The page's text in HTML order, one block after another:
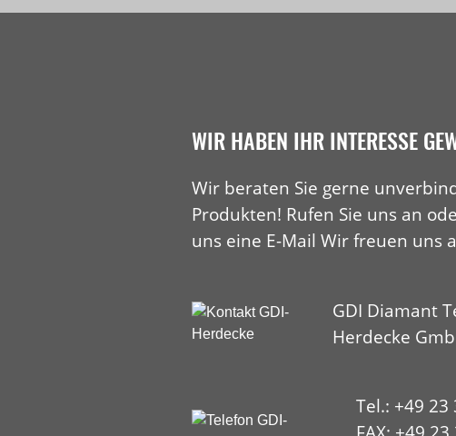
WIR HABEN IHR INTERESSE
Wir beraten Sie gerne
Produkten! Rufen Sie uns an
uns eine E-Mail Wir freuen uns
GDI Diamant
Herdecke
Tel.: +49 23